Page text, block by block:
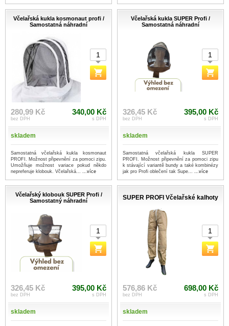
Včelařská kukla kosmonaut profi /
Samostatná náhradní
280,99 Kč
bez DPH
340,00 Kč
s DPH
skladem
Samostatná včelařská kukla kosmonaut
PROFI. Možnost připevnění za pomoci zipu.
Umožňuje možnost variace pokud někdo
nepreferuje klobouk. Včelařská... ...více
Včelařská kukla SUPER Profi /
Samostatná náhradní
326,45 Kč
bez DPH
395,00 Kč
s DPH
skladem
Samostatná včelařská kukla SUPER
PROFI. Možnost připevnění za pomoci zipu
k stávající variantě bundy a také kombinézy
jak pro Profi oblečení tak Supe... ...více
Včelařský klobouk SUPER Profi /
Samostatný náhradní
326,45 Kč
bez DPH
395,00 Kč
s DPH
skladem
SUPER PROFI Včelařské kalhoty
576,86 Kč
bez DPH
698,00 Kč
s DPH
skladem